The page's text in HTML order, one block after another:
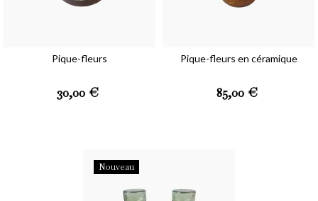
Pique-fleurs
Prix
30,00 €
Pique-fleurs en céramique
Prix
85,00 €
Nouveau